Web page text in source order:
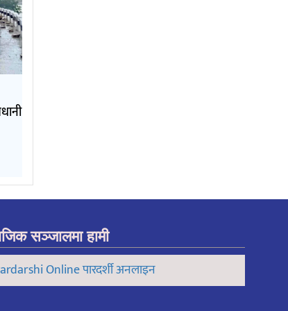
सञ्जालमा हामी
Online पारदर्शी अनलाइन